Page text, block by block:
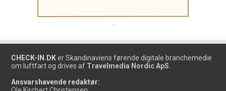
CHECK-IN.DK er Skandinaviens førende digitale branchemedie
om luftfart og drives af Travelmedia Nordic ApS.
Ansvarshavende redaktør: